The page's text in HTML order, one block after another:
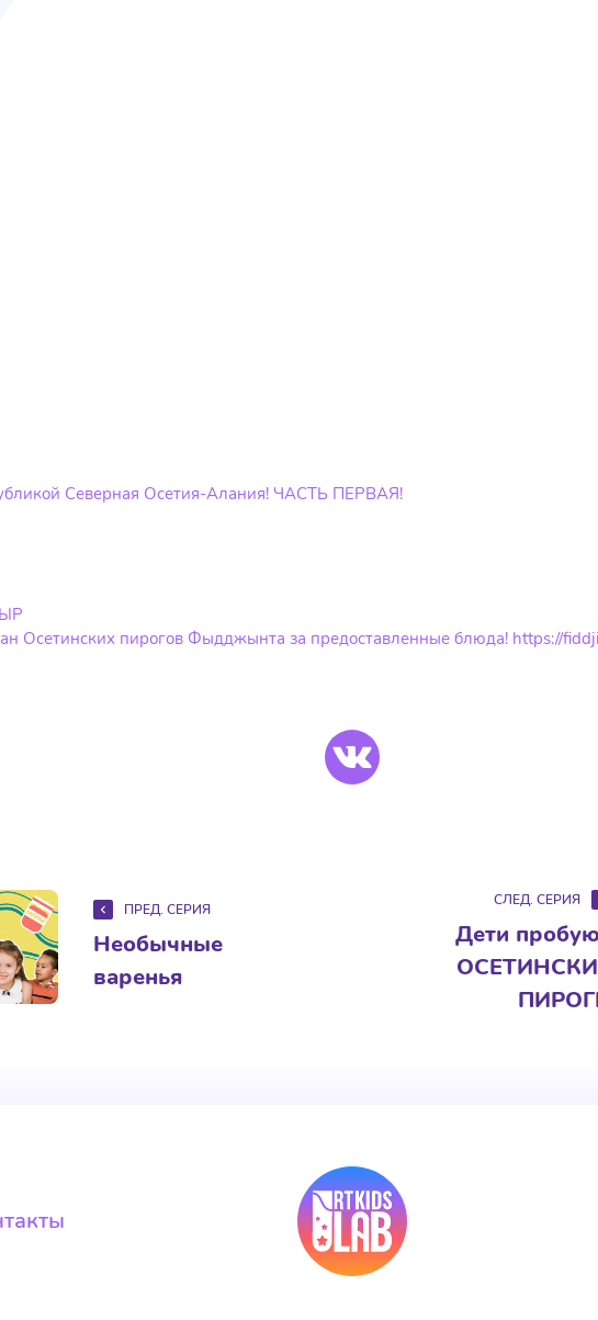
Северная Осетия-Алания! ЧАСТЬ ПЕРВАЯ!
Осетинских пирогов Фыдджынта за предоставленные блюда! https://
ПРЕД. СЕРИЯ
Необычные
варенья
СЛЕД. СЕРИЯ
Дети